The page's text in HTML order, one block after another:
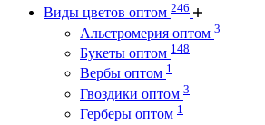
Виды цветов оптом 246
Альстромерия оптом 3
Букеты оптом 148
Вербы оптом 1
Гвоздики оптом 3
Герберы оптом 1